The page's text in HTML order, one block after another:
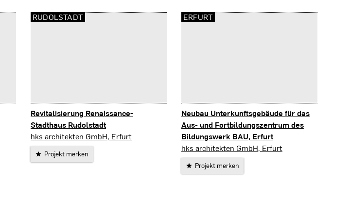
Revitalisierung Renaissance-
Stadthaus Rudolstadt
Rudolstadt
hks architekten GmbH, Erfurt
Projekt merken
RUDOLSTADT
Neubau Unterkunftsgebäude für das
Aus- und Fortbildungszentrum des
Bildungswerk BAU, Erfurt
Erfurt
hks architekten GmbH, Erfurt
Projekt merken
ERFURT